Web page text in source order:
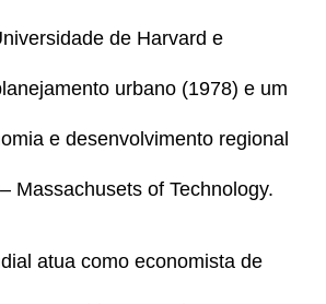
de Harvard e
urbano (1978) e um
e desenvolvimento regional
Massachusets of Technology.
atua como economista de